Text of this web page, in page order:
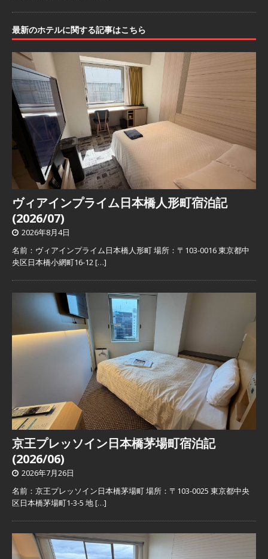
最新のホテルに関する記事はこちら
ヴィアインプライム日本橋人形町宿泊記
(2026/07)
2026年8月4日
名前：ヴィアインプライム日本橋人形町 場所：〒103-0016 東京都中
央区日本橋小網町16-12[…]
京王プレッソイン日本橋茅場町宿泊記
(2026/06)
2026年7月26日
名前：京王プレッソイン日本橋茅場町 場所：〒103-0025 東京都中央
区日本橋茅場町1-3-5 地[…]